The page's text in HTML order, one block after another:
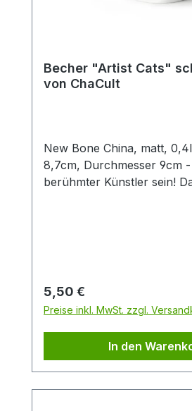
Becher "Artist Cats"
von ChaCult
New Bone China, matt,
8,7cm, Durchmesser 9cm - Einmal ein
berühmter Künstler sein!
charmant mit verspielten
verbindet. Ideal für
Katzenfreunde oder als
Geschenk. Die dezente
Optik des Designs, in feiner
Strichzeichnung, hält sich
Regulärer Preis:
5,50 €
Preise inkl. MwSt. zzgl.
In den